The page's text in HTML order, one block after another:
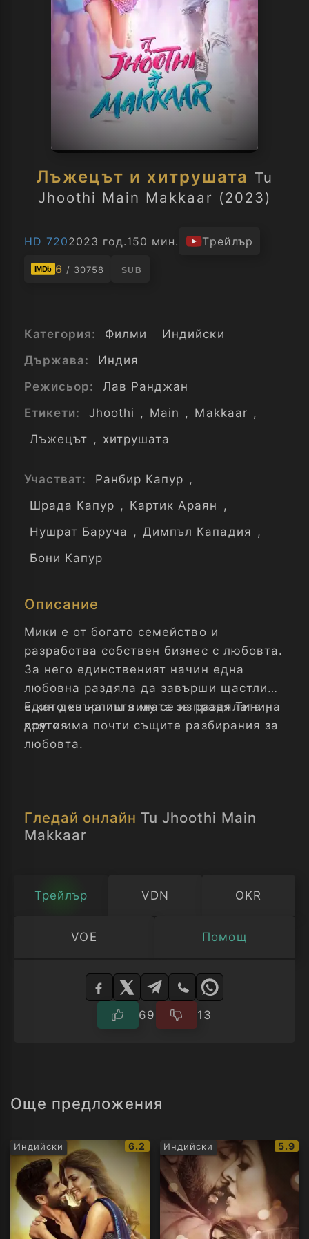
Лъжецът и хитрушата Tu
Jhoothi Main Makkaar (2023)
HD 7202023 год.150 мин. Трейлър
IMDb 6 / 30758 SUB
Категория: Филми
Индийски
Държава:
Индия
Режисьор:
Лав Ранджан
Етикети:
Jhoothi , Main , Makkaar ,
Лъжецът , хитрушата
Участват: Ранбир Капур ,
Шрада Капур , Картик Араян ,
Нушрат Баруча , Димпъл Кападия ,
Бони Капур
Описание
Мики е от богато семейство и
разработва собствен бизнес с любовта.
За него единственият начин една
любовна раздяла да завърши щастливо
е като хвърлиш вината за раздялата на
другия.
Един ден на пътя му се изправя Тини,
която има почти същите разбирания за
любовта.
Гледай онлайн Tu Jhoothi Main
Makkaar
Трейлър VDN OKR
VOE Помощ
Изберете
69 13
Още предложения
Индийски
IMDb
рейтинг:
6.2 Индийски
IMDb
5.9